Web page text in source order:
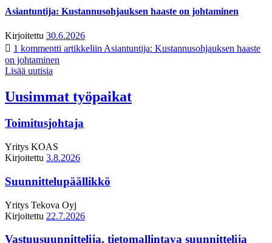
Asiantuntija: Kustannusohjauksen haaste on johtaminen
Kirjoitettu 30.6.2026
1 kommentti artikkeliin Asiantuntija: Kustannusohjauksen haaste
on johtaminen
Lisää uutisia
Uusimmat työpaikat
Toimitusjohtaja
Yritys KOAS
Kirjoitettu 3.8.2026
Suunnittelupäällikkö
Yritys Tekova Oyj
Kirjoitettu 22.7.2026
Vastuusuunnittelija, tietomallintava suunnittelija